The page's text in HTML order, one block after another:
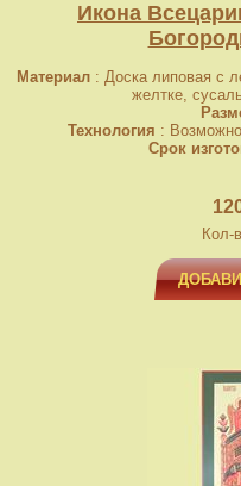
Икона
Материал: Доска липовая с
желтке,
Технология :
Срок
Кол-